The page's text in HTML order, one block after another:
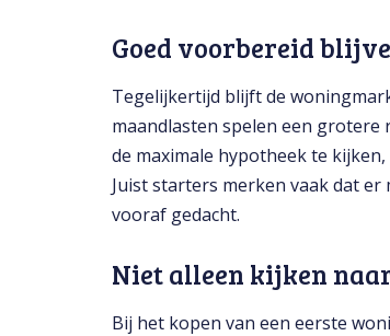
Goed voorbereid
Tegelijkertijd blijft de
maandlasten spelen een
de maximale hypotheek te
Juist starters merken vaak dat
vooraf gedacht.
Niet alleen kijken
Bij het kopen van een eerste